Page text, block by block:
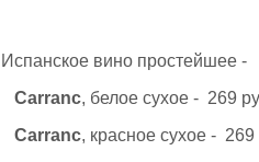
Испанское вино простейшее -
Carranc, белое сухое - 269
Carranc, красное сухое -